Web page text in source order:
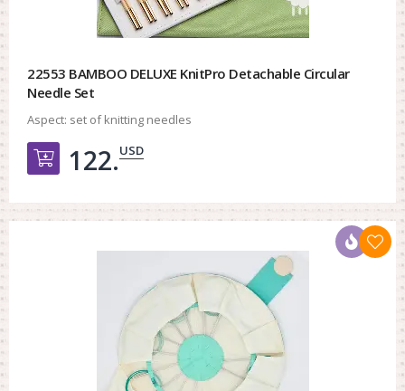
22553 BAMBOO DELUXE KnitPro Detachable Circular
Needle Set
Aspect: set of knitting needles
Добавить в корзину
122.USD